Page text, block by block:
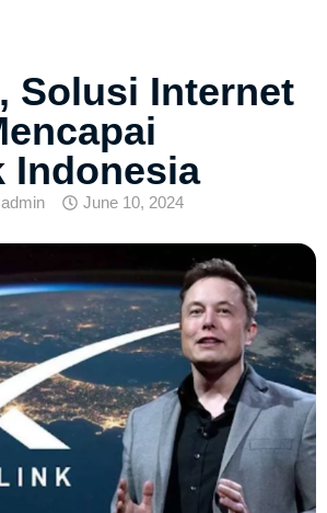
Solusi Internet
Indonesia
admin June 10, 2024